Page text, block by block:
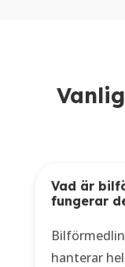
Vad är
fungerar
hanterar